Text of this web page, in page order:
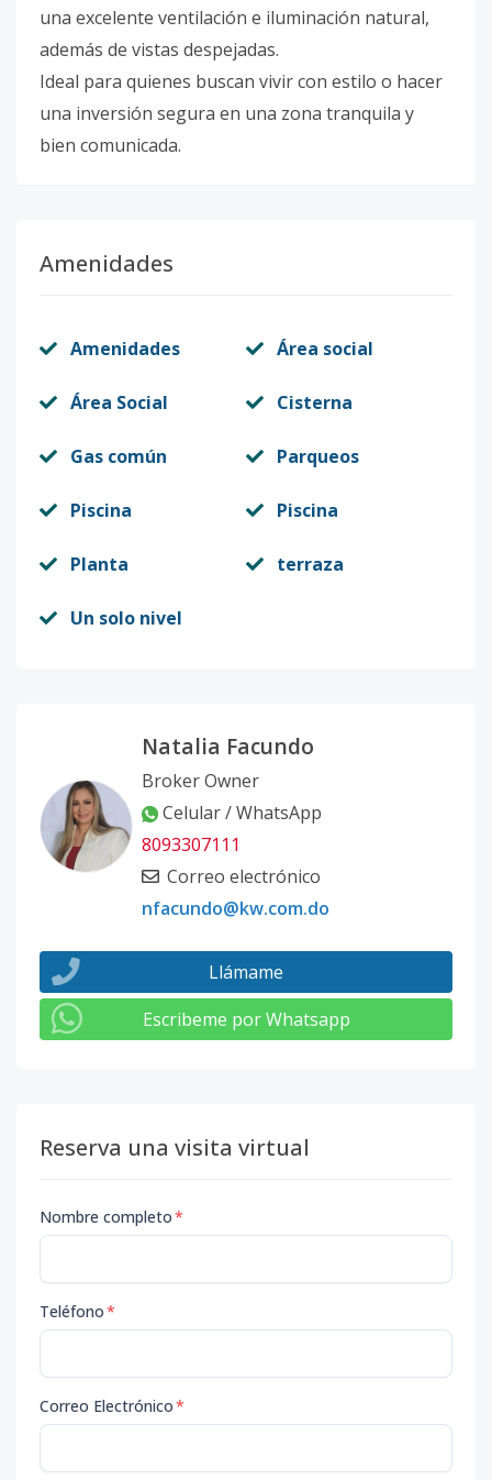
una excelente ventilación e iluminación natural,
además de vistas despejadas.
Ideal para quienes buscan vivir con estilo o hacer
una inversión segura en una zona tranquila y
bien comunicada.
Amenidades
Amenidades Área social
Área Social Cisterna
Gas común Parqueos
Piscina Piscina
Planta terraza
Un solo nivel
Natalia Facundo
Broker Owner
Celular / WhatsApp
8093307111
Correo electrónico
nfacundo@kw.com.do
Llámame
Escribeme por Whatsapp
Reserva una visita virtual
Nombre completo*
Teléfono*
Correo Electrónico*